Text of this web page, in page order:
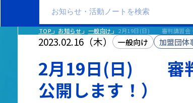
TOP お知らせ 一般向け 2月19日(日) 審判講習会
2023.02.16（木） 一般向け 加盟団体
2月19日(日) 審
公開します！）